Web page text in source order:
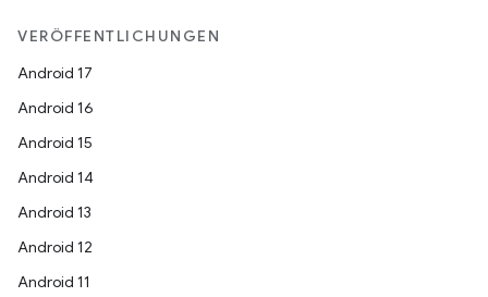
VERÖFFENTLICHUNGEN
Android 17
Android 16
Android 15
Android 14
Android 13
Android 12
Android 11